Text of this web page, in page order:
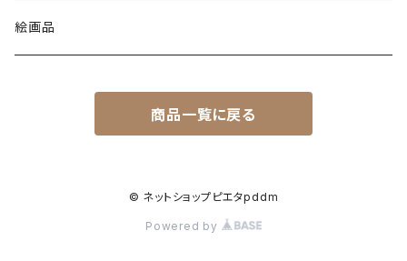
C製品
絵画品
商品一覧に戻る
© ネットショップピエタpddm
Powered by